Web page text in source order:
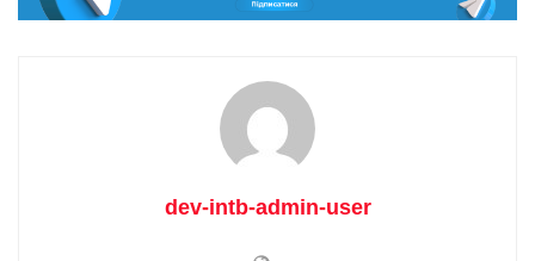
dev-intb-admin-user